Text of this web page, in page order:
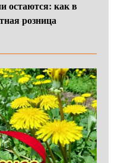
остаются: как в
розница